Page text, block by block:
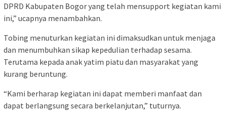
DPRD Kabupaten Bogor yang telah mensupport kegiatan kami
ini,” ucapnya menambahkan.
Tobing menuturkan kegiatan ini dimaksudkan untuk menjaga
dan menumbuhkan sikap kepedulian terhadap sesama.
Terutama kepada anak yatim piatu dan masyarakat yang
kurang beruntung.
“Kami berharap kegiatan ini dapat memberi manfaat dan
dapat berlangsung secara berkelanjutan,” tuturnya.